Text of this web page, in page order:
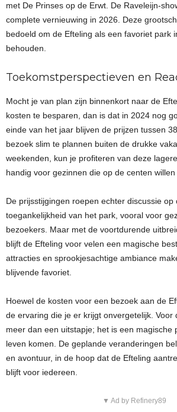
met De Prinses op de Erwt. De Raveleijn-
complete vernieuwing in 2026. Deze
bedoeld om de Efteling als een favoriet park
behouden.
Toekomstperspectieven en
Mocht je van plan zijn binnenkort naar de
kosten te besparen, dan is dat in 2024 nog
einde van het jaar blijven de prijzen tussen
bezoek slim te plannen buiten de drukke
weekenden, kun je profiteren van deze
handig voor gezinnen die op de centen willen
De prijsstijgingen roepen echter discussie op
toegankelijkheid van het park, vooral voor
bezoekers. Maar met de voortdurende
blijft de Efteling voor velen een magische
attracties en sprookjesachtige ambiance
blijvende favoriet.
Hoewel de kosten voor een bezoek aan de
de ervaring die je er krijgt onvergetelijk. Voor
meer dan een uitstapje; het is een magische
leven komen. De geplande veranderingen
en avontuur, in de hoop dat de Efteling
blijft voor iedereen.
▼ Ad by Refinery89